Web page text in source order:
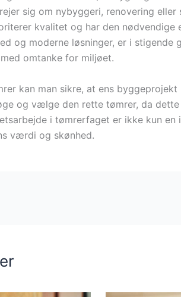
sig om nybyggeri, renovering
kvalitet og har den nødvendige
og moderne løsninger, er i stigende
omtanke for miljøet.
kan man sikre, at ens
og vælge den rette tømrer, da
i tømrerfaget er ikke kun en
værdi og skønhed.